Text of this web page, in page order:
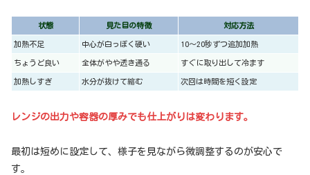
状態 見た目の特徴 対応方法
加熱不足 中心が白っぽく硬い 10〜20秒ずつ追加加熱
ちょうど良い 全体がやや透き通る すぐに取り出して冷ます
加熱しすぎ 水分が抜けて縮む 次回は時間を短く設定
レンジの出力や容器の厚みでも仕上がりは変わります。
最初は短めに設定して、様子を見ながら微調整するのが安心で
す。